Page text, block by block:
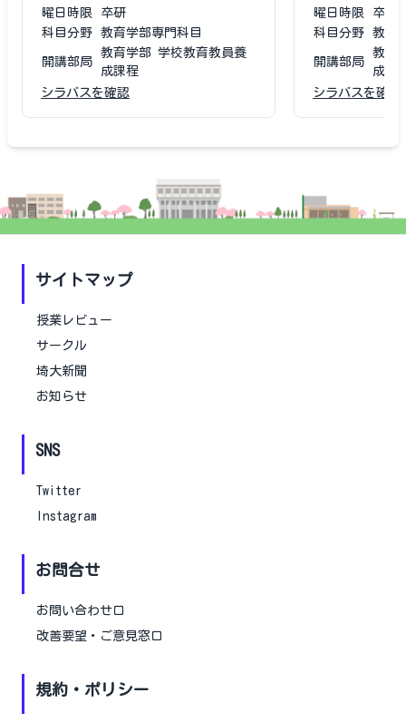
曜日時限
卒研
科目分野
教育学部専門科目
開講部局
教育学部 学校教育教員養
成課程
シラバスを確認
曜日時限
卒研
科目分野
教育
開講部局
教育
成課
シラバスを確認
サイトマップ
授業レビュー
サークル
埼大新聞
お知らせ
SNS
Twitter
Instagram
お問合せ
お問い合わせ口
改善要望・ご意見窓口
規約・ポリシー